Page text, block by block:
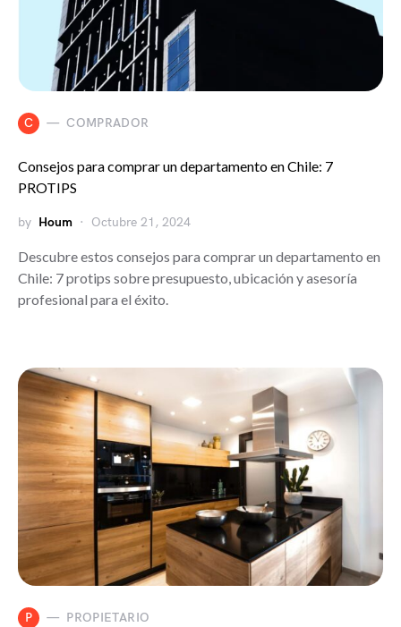
C COMPRADOR
Consejos para comprar un departamento en Chile: 7
PROTIPS
by Houm Octubre 21, 2024
Descubre estos consejos para comprar un departamento en
Chile: 7 protips sobre presupuesto, ubicación y asesoría
profesional para el éxito.
P PROPIETARIO